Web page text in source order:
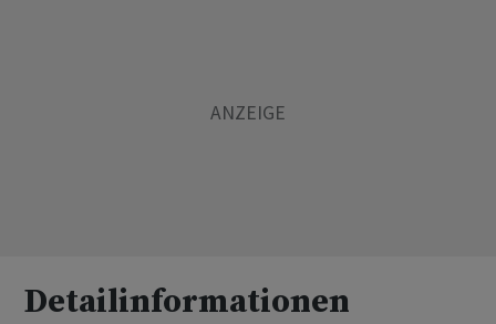
Detailinformationen